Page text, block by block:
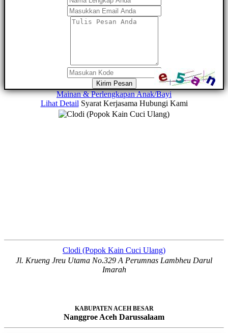
Kirim Pesan
Mainan & Perlengkapan Anak/Bayi
Lihat Detail Syarat Kerjasama Hubungi Kami
Clodi (Popok Kain Cuci Ulang)
Jl. Krueng Jreu Utama No.329 A Perumnas Lambheu Darul
Imarah
KABUPATEN ACEH BESAR
Nanggroe Aceh Darussalaam